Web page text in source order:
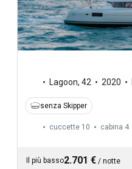
Lagoon, 42 2020
senza Skipper
cuccette 10 cabina 4
Il più basso2.701 € / notte